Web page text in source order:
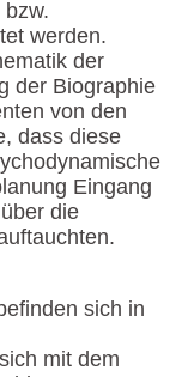
werden.
der
der Biographie
von den
dass diese
Eingang
die
sich in
mit dem